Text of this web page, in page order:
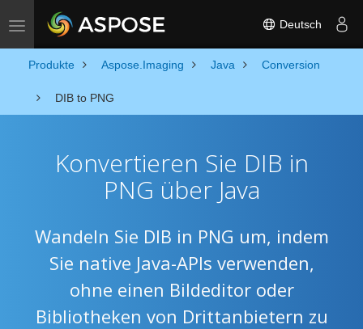
Toggle navigation Deutsch
Produkte Aspose.Imaging Java Conversion
DIB to PNG
Konvertieren Sie DIB in
PNG über Java
Wandeln Sie DIB in PNG um, indem
Sie native Java-APIs verwenden,
ohne einen Bildeditor oder
Bibliotheken von Drittanbietern zu